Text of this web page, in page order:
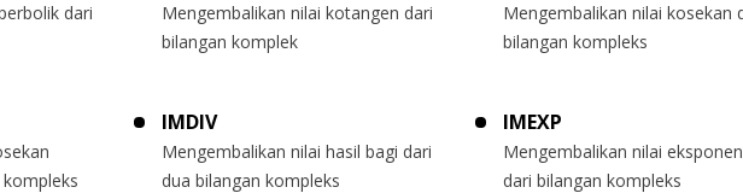
dari
Mengembalikan nilai kotangen dari
bilangan komplek
Mengembalikan nilai kosekan
bilangan kompleks
IMDIV
Mengembalikan nilai hasil bagi dari
dua bilangan kompleks
IMEXP
Mengembalikan nilai
dari bilangan kompleks